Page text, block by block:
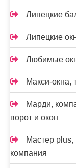
Липецкие
Липецкие
Любимые
Макси-окна,
Марди,
ворот и окон
Мастер plus,
компания